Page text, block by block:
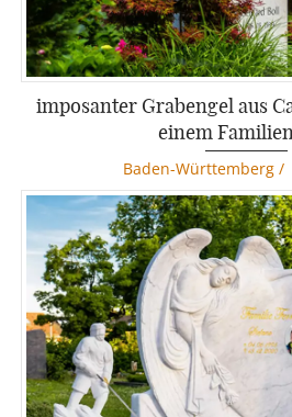
imposanter Grabengel aus
einem
Baden-Württemberg/